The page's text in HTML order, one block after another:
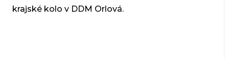
krajské kolo v DDM Orlová.